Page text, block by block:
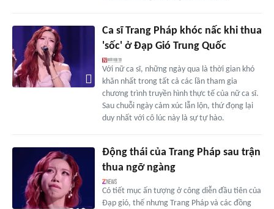
Ca sĩ Trang Pháp khóc nấc khi thua
'sốc' ở Đạp Gió Trung Quốc
Với nữ ca sĩ, những ngày qua là thời gian khó
khăn nhất trong tất cả các lần tham gia
chương trình truyền hình thực tế của nữ ca sĩ.
Sau chuỗi ngày cảm xúc lẫn lộn, thứ đọng lại
duy nhất với cô lúc này là sự tự hào.
Động thái của Trang Pháp sau trận
thua ngỡ ngàng
Có tiết mục ấn tượng ở công diễn đầu tiên của
Đạp gió, thế nhưng Trang Pháp và các đồng